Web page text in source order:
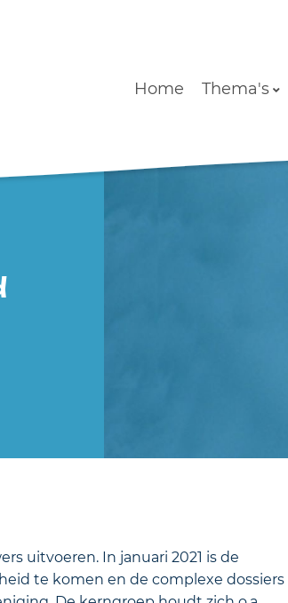
Home Thema's
uitvoeren. In januari 2021 is de
te komen en de complexe dossiers